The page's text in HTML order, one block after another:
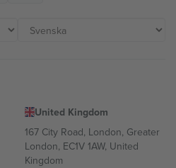
United Kingdom
167 City Road, London, Greater
London, EC1V 1AW, United
Kingdom